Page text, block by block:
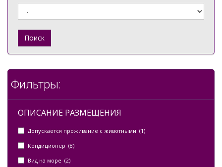
Поиск
Фильтры:
ОПИСАНИЕ РАЗМЕЩЕНИЯ
Допускается проживание с животными (1)
Кондиционер (8)
Вид на море (2)